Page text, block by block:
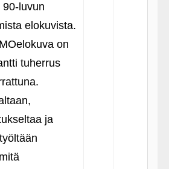
90-luvun
elokuvista.
on
tuherrus
ja